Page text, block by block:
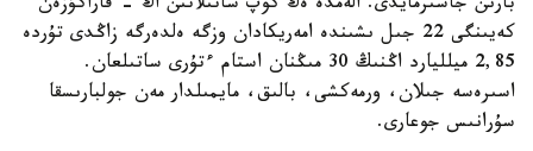
بارىن جاسىرمايدى. الەمدە ەڭ كوپ ساتىلاتىن اڭ - قاراكۇزەن
كەيىنگى 22 جىل ىشىندە امەريكادان وزگە ەلدەرگە زاڭدى تۇردە
2,85 ميلليارد اڭنىڭ 30 مىڭنان استام ءتۇرى ساتىلعان.
اسىرەسە جىلان، ورمەكشى، بالىق، مايمىلدار مەن جولبارىسقا
سۇرانىس جوعارى.